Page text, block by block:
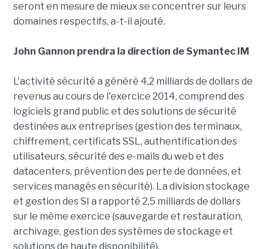
seront en mesure de mieux se concentrer sur leurs
domaines respectifs, a-t-il ajouté.
John Gannon prendra la direction de Symantec IM
L'activité sécurité a généré 4,2 milliards de dollars de
revenus au cours de l'exercice 2014, comprend des
logiciels grand public et des solutions de sécurité
destinées aux entreprises (gestion des terminaux,
chiffrement, certificats SSL, authentification des
utilisateurs, sécurité des e-mails du web et des
datacenters, prévention des perte de données, et
services managés en sécurité). La division stockage
et gestion des SI a rapporté 2,5 milliards de dollars
sur le même exercice (sauvegarde et restauration,
archivage, gestion des systèmes de stockage et
solutions de haute disponibilité).